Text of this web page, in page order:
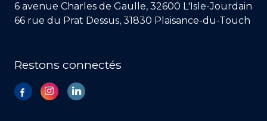
6 avenue Charles de Gaulle, 32600 L'Isle-Jourdain
66 rue du Prat Dessus, 31830 Plaisance-du-Touch
Restons connectés